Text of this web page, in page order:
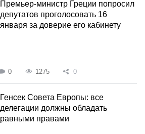
Премьер-министр Греции попросил
депутатов проголосовать 16
января за доверие его кабинету
0 1275 0
Генсек Совета Европы: все
делегации должны обладать
равными правами